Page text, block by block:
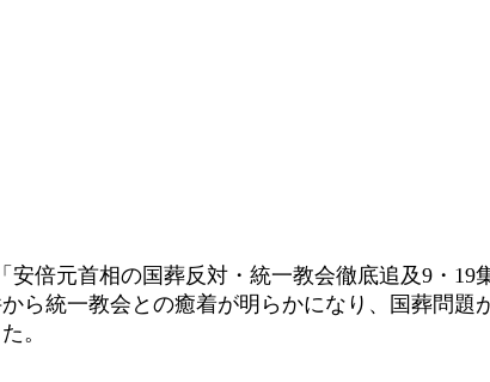
倍元首相の国葬反対・統一教会徹底追及9・19
ら統一教会との癒着が明らかになり、国葬問題
。